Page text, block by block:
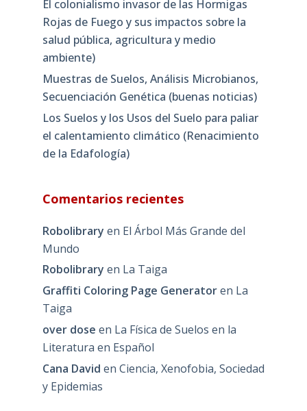
El colonialismo invasor de las Hormigas
Rojas de Fuego y sus impactos sobre la
salud pública, agricultura y medio
ambiente)
Muestras de Suelos, Análisis Microbianos,
Secuenciación Genética (buenas noticias)
Los Suelos y los Usos del Suelo para paliar
el calentamiento climático (Renacimiento
de la Edafología)
Comentarios recientes
Robolibrary en El Árbol Más Grande del
Mundo
Robolibrary en La Taiga
Graffiti Coloring Page Generatoren La
Taiga
over dose en La Física de Suelos en la
Literatura en Español
Cana David en Ciencia, Xenofobia, Sociedad
y Epidemias